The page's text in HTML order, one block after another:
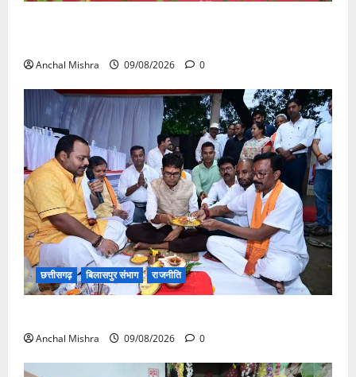
Anchal Mishra 09/08/2026 0
छत्तीसगढ़ बिलासपुर संभाग राजनीति
Anchal Mishra 09/08/2026 0